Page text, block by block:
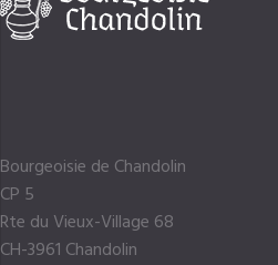
Bourgeoisie de Chandolin
CP 5
Rte du Vieux-Village 68
CH-3961 Chandolin